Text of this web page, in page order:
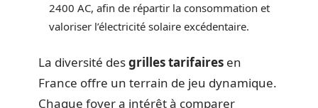
2400 AC, afin de répartir la consommation et
valoriser l’électricité solaire excédentaire.
La diversité desgrilles tarifaires en
France offre un terrain de jeu dynamique.
Chaque foyer a intérêt à comparer